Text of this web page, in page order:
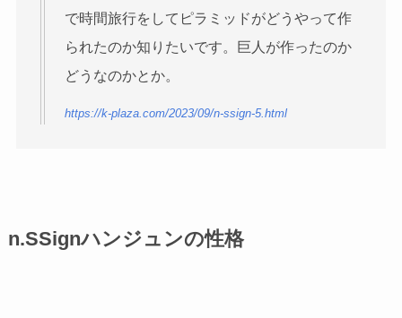
で時間旅行をしてピラミッドがどうやって作
られたのか知りたいです。巨人が作ったのか
どうなのかとか。
https://k-plaza.com/2023/09/n-ssign-5.html
n.SSignハンジュンの性格